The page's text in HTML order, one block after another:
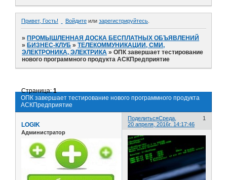
Привет, Гость! Войдите или зарегистрируйтесь
»ПРОМЫШЛЕННАЯ ДОСКА БЕСПЛАТНЫХ ОБЪЯВЛЕНИЙ
»БИЗНЕС-КЛУБ »ТЕЛЕКОММУНИКАЦИИ, СМИ,
ЭЛЕКТРОНИКА, ЭЛЕКТРИКА »ОПК завершает тестирование
нового программного продукта АСКПредприятие
ОПК завершает тестирование нового программного продукта
АСКПредприятие
Страница:1
Поделиться 1
Среда,
20 апреля, 2016г. 14:17:46
LOGIK
Администратор